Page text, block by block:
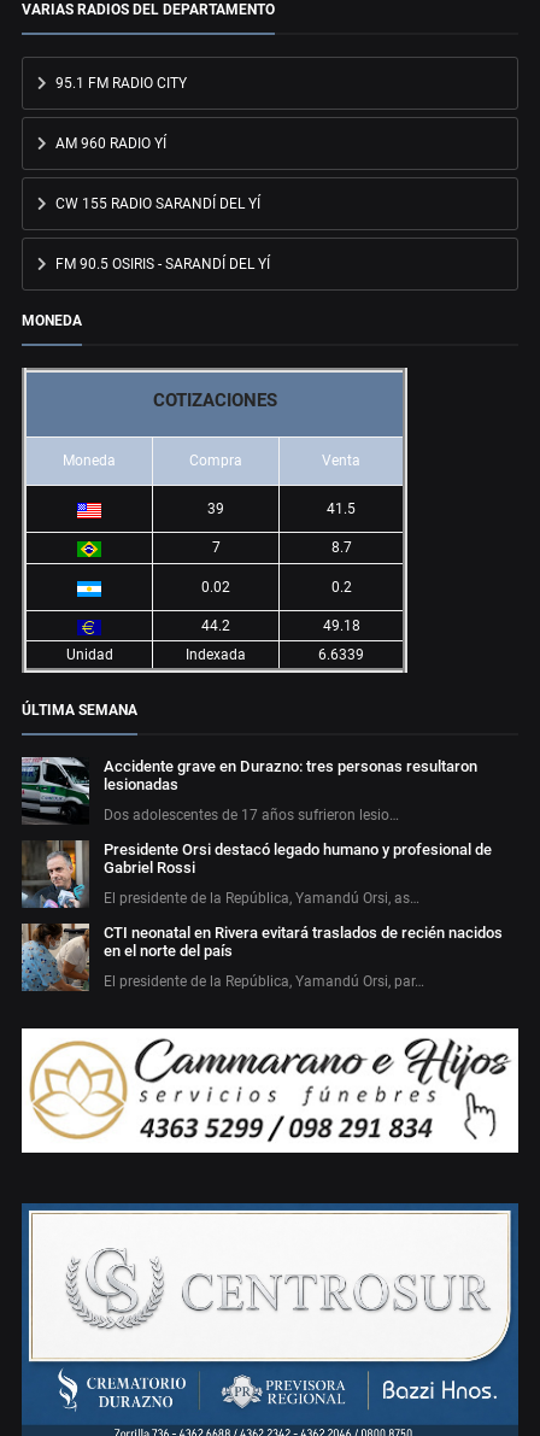
VARIAS RADIOS DEL DEPARTAMENTO
95.1 FM RADIO CITY
AM 960 RADIO YÍ
CW 155 RADIO SARANDÍ DEL YÍ
FM 90.5 OSIRIS - SARANDÍ DEL YÍ
MONEDA
COTIZACIONES
Moneda Compra Venta
39 41.5
7 8.7
0.02 0.2
44.2
49.18
Unidad
Indexada 6.6339
ÚLTIMA SEMANA
Accidente grave en Durazno: tres personas resultaron
lesionadas
Dos adolescentes de 17 años sufrieron lesio…
Presidente Orsi destacó legado humano y profesional de
Gabriel Rossi
El presidente de la República, Yamandú Orsi, as…
CTI neonatal en Rivera evitará traslados de recién nacidos
en el norte del país
El presidente de la República, Yamandú Orsi, par…